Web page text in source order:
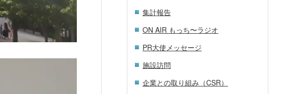
集計報告
ON AIR もっち〜ラジオ
PR大使メッセージ
施設訪問
企業との取り組み（CSR）